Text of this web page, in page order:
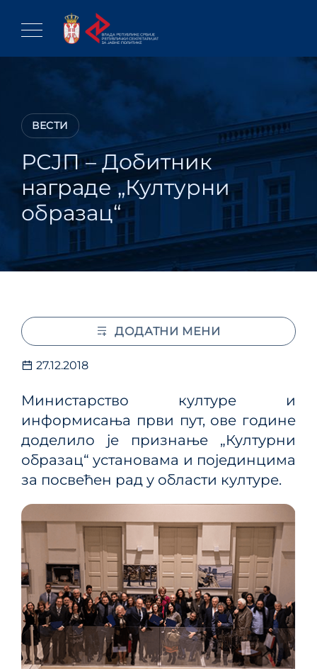
content
ВЕСТИ
РСЈП – Добитник
награде „Културни
образац“
27.12.2018
Министарство културе и
информисања први пут, ове године
доделило је признање „Културни
образац“ установама и појединцима
за посвећен рад у области културе.
ДОДАТНИ МЕНИ